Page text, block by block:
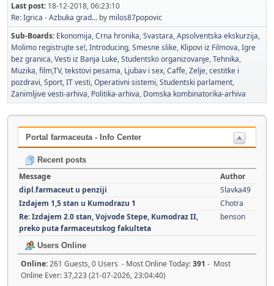
Last post: 18-12-2018, 06:23:10
Re: Igrica - Azbuka grad... by milos87popovic
Sub-Boards Ekonomija Crna hronika Svastara Apsolventska ekskurzija
Molimo registrujte se! Introducing Smesne slike Klipovi iz Filmova Igre
bez granica Vesti iz Banja Luke Studentsko organizovanje Tehnika
Muzika, film,TV, tekstovi pesama Ljubav i sex Caffe Zelje, cestitke i
pozdravi Sport IT vesti Operativni sistemi Studentski parlament
Zanimljive vesti-arhiva Politika-arhiva Domska kombinatorika-arhiva
Portal farmaceuta - Info Center
Recent posts
Message
Author
dipl.farmaceut u penziji
Slavka49
Izdajem 1,5 stan u Kumodrazu 1
Chotra
Re: Izdajem 2.0 stan, Vojvode Stepe, Kumodraz II,
preko puta farmaceutskog fakulteta
benson
Users Online
Online:261 Guests, 0 Users - Most Online Today:391 - Most
Online Ever: 37,223 (21-07-2026, 23:04:40)